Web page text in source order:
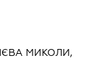
МИКОЛИ,